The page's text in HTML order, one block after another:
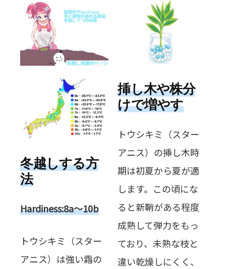
冬越しする方
法
Hardiness:8a～10b
トウシキミ（スター
アニス）は強い霜の
挿し木や株分
けで増やす
トウシキミ（スター
アニス）の挿し木時
期は初夏から夏が適
します。この頃にな
ると新鞘がある程度
成熟して弾力をもっ
ており、未熟な枝と
違い乾燥しにくく、